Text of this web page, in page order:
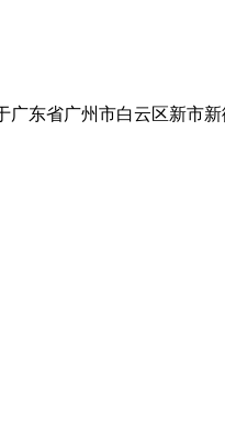
东省广州市白云区新市